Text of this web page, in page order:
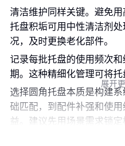
清洁维护同样关键。避免
托盘积垢可用中性清洁剂
况，及时更换老化部件。
记录每批托盘的使用频次
期。这种精细化管理可将托
选择圆角托盘本质是构建
础匹配，到配件补强和使
益。建议先用场景需求锁
展开